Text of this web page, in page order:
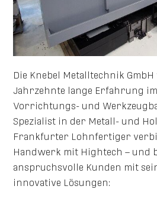
Die Knebel Metalltechnik
Jahrzehnte lange Erfahrung
Vorrichtungs- und
Spezialist in der Metall- und
Frankfurter Lohnfertiger
Handwerk mit Hightech – und
anspruchsvolle Kunden mit
innovative Lösungen: